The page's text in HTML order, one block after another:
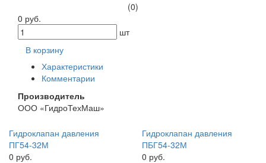
(0)
0 руб.
шт
В корзину
Характеристики
Комментарии
Производитель
ООО «ГидроТехМаш»
Гидроклапан давления
ПГ54-32М
0 руб.
Гидроклапан давления
ПБГ54-32М
0 руб.